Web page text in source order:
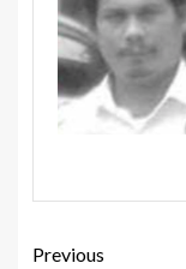
Previous